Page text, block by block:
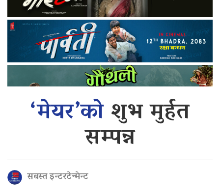
‘मेयर’कोशुभ मुर्हत
सम्पन्न
सबस्त इन्टरटेन्मेन्ट